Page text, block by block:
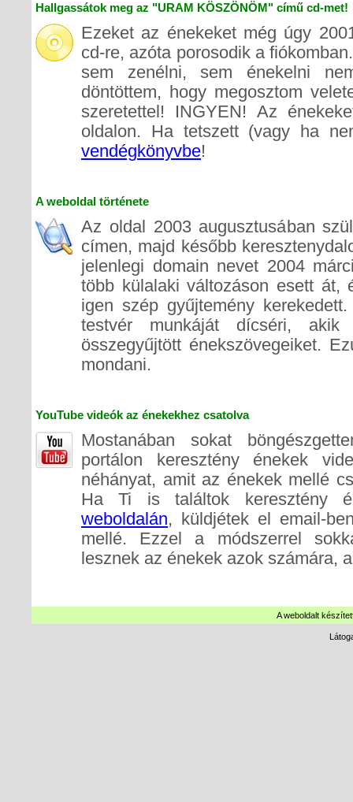
Hallgassátok meg az "URAM KÖSZÖNÖM" című cd-met!
Ezeket az énekeket még úgy
cd-re, azóta porosodik a
sem zenélni, sem énekelni
döntöttem, hogy megosztom
szeretettel! INGYEN! Az
oldalon. Ha tetszett (vagy ha
vendégkönyvbe!
A weboldal története
Az oldal 2003 augusztusában
címen, majd később
jelenlegi domain nevet 2004
több külalaki változáson esett át,
igen szép gyűjtemény
testvér munkáját dícséri, akik
összegyűjtött énekszövegeiket.
mondani.
YouTube videók az énekekhez csatolva
Mostanában sokat
portálon keresztény énekek
néhányat, amit az énekek mellé
Ha Ti is találtok keresztény
weboldalán, küldjétek el email-
mellé. Ezzel a módszerrel
lesznek az énekek azok számára,
A weboldalt